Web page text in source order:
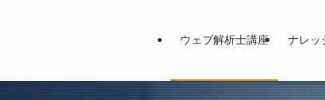
ウェブ解析士講座 ナレッ